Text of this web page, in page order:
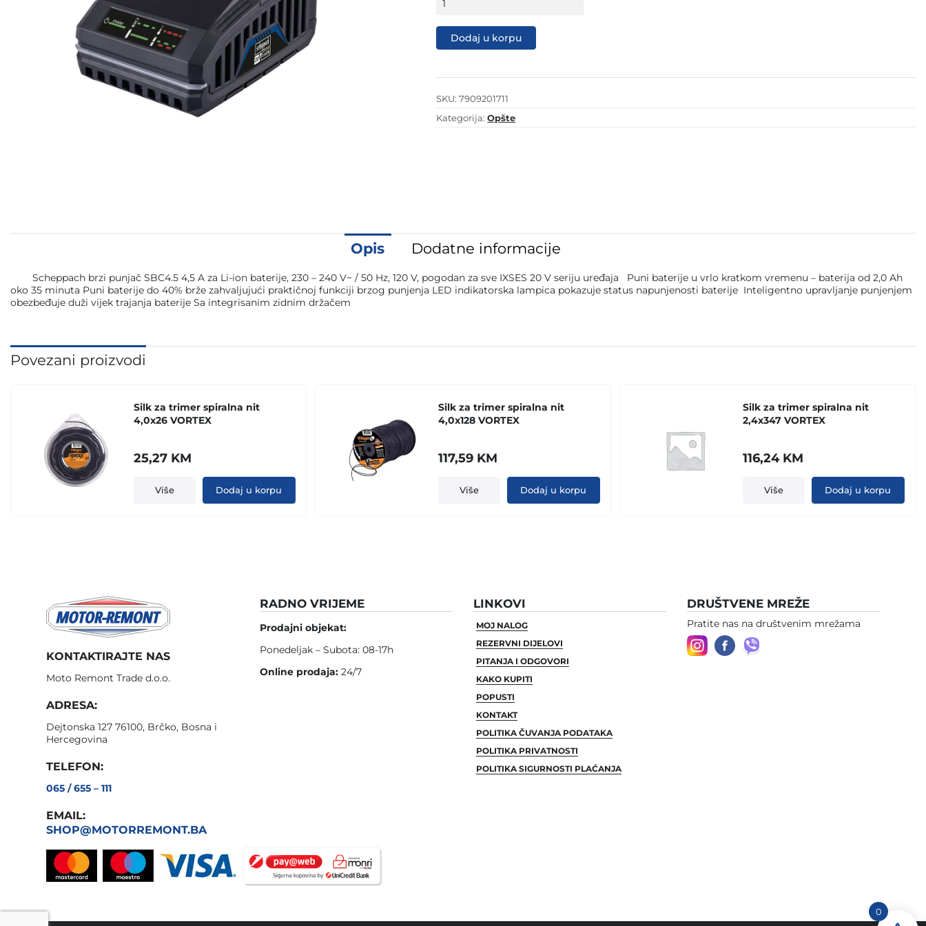
brzi
IXSES
SBC4.5A
Dodaj u korpu
SKU:7909201711
Kategorija:Opšte
Opis Dodatne informacije
Scheppach brzi punjač SBC4.5 4,5 A za Li-ion baterije, 230 – 240 V~ / 50 Hz, 120 V, pogodan za sve IXSES 20 V seriju uređaja Puni baterije u vrlo kratkom vremenu – baterija od 2,0 Ah
oko 35 minuta Puni baterije do 40% brže zahvaljujući praktičnoj funkciji brzog punjenja LED indikatorska lampica pokazuje status napunjenosti baterije Inteligentno upravljanje punjenjem
obezbeđuje duži vijek trajanja baterije Sa integrisanim zidnim držačem
Povezani proizvodi
Silk za trimer spiralna nit
4,0x26 VORTEX
25,27 KM
Više Dodaj u korpu
Silk za trimer spiralna nit
4,0x128 VORTEX
117,59 KM
Više Dodaj u korpu
Silk za trimer spiralna nit
2,4x347 VORTEX
116,24 KM
Više Dodaj u korpu
KONTAKTIRAJTE NAS
Moto Remont Trade d.o.o.
ADRESA:
Dejtonska 127 76100, Brčko, Bosna i
Hercegovina
TELEFON:
065 / 655 – 111
EMAIL:
SHOP@MOTORREMONT.BA
RADNO VRIJEME
Prodajni objekat:
Ponedeljak – Subota: 08-17h
Online prodaja: 24/7
LINKOVI
MOJ NALOG
REZERVNI DIJELOVI
PITANJA I ODGOVORI
KAKO KUPITI
POPUSTI
KONTAKT
POLITIKA ČUVANJA PODATAKA
POLITIKA PRIVATNOSTI
POLITIKA SIGURNOSTI PLAĆANJA
DRUŠTVENE MREŽE
Pratite nas na društvenim mrežama
0